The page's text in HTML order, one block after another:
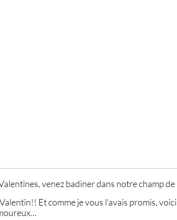
venez badiner dans notre champ
Valentin!! Et comme je vous l’avais promis,